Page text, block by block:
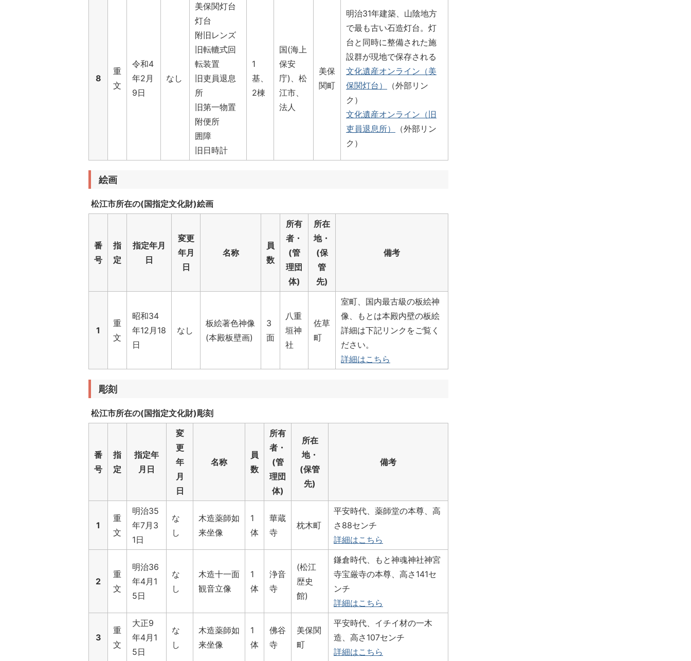
8
重
文
令和4
年2月
9日
なし
美保関灯台
灯台
附旧レンズ
旧転轆式回
転装置
旧吏員退息
所
旧第一物置
附便所
囲障
旧日時計
1
基、
2棟
国(海上
保安
庁)、松
江市、
法人
美保
関町
明治31年建築、山陰地方
で最も古い石造灯台。灯
台と同時に整備された施
設群が現地で保存される
文化遺産オンライン（美
保関灯台）
（外部リン
ク）
文化遺産オンライン（旧
吏員退息所）
（外部リン
ク）
絵画
松江市所在の(国指定文化財)絵画
番
号
指
定
指定年月
日
変更
年月
日
名称
員
数
所有
者・
(管
理団
体)
所在
地・
(保
管
先)
備考
1
重
文
昭和34
年12月18
日
なし
板絵著色神像
(本殿板壁画)
3
面
八重
垣神
社
佐草
町
室町、国内最古級の板絵神
像、もとは本殿内壁の板絵
詳細は下記リンクをご覧く
ださい。
詳細はこちら
彫刻
松江市所在の(国指定文化財)彫刻
番
号
指
定
指定年
月日
変
更
年
月
日
名称
員
数
所有
者・
(管
理団
体)
所在
地・
(保管
先)
備考
1
重
文
明治35
年7月3
1日
な
し
木造薬師如
来坐像
1
体
華蔵
寺
枕木町
平安時代、薬師堂の本尊、高
さ88センチ
詳細はこちら
2
重
文
明治36
年4月1
5日
な
し
木造十一面
観音立像
1
体
浄音
寺
(松江
歴史
館)
鎌倉時代、もと神魂神社神宮
寺宝厳寺の本尊、高さ141セ
ンチ
詳細はこちら
3
重
文
大正9
年4月1
5日
な
し
木造薬師如
来坐像
1
体
佛谷
寺
美保関
町
平安時代、イチイ材の一木
造、高さ107センチ
詳細はこちら